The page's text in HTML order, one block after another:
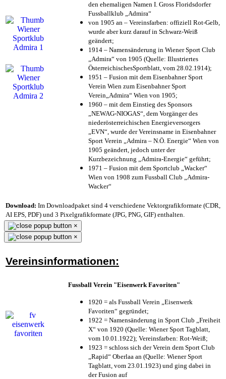
den ehemaligen Namen I. Gross Floridsdorfer
Fussballklub „Admira“
von 1905 an – Vereinsfarben: offiziell Rot-Gelb,
wurde aber kurz darauf in Schwarz-Weiß
geändert;
1914 – Namensänderung in Wiener Sport Club
„Admira“ von 1905 (Quelle: Illustriertes
ÖsterreichischesSportblatt, vom 28.02.1914);
1951 – Fusion mit dem Eisenbahner Sport
Verein Wien zum Eisenbahner Sport
Verein„Admira“ Wien von 1905;
1960 – mit dem Einstieg des Sponsors
„NEWAG-NIOGAS“, dem Vorgänger des
niederösterreichischen Energieversorgers
„EVN“, wurde der Vereinsname in Eisenbahner
Sport Verein „Admira – N.Ö. Energie“ Wien von
1905 geändert, jedoch unter der
Kurzbezeichnung „Admira-Energie“ geführt;
1971 – Fusion mit dem Sportclub „Wacker“
Wien von 1908 zum Fussball Club „Admira-
Wacker“
Download: Im Downloadpaket sind 4 verschiedene Vektorgrafikformate (CDR,
AI EPS, PDF) und 3 Pixelgrafikformate (JPG, PNG, GIF) enthalten.
×
×
Vereinsinformationen:
Fussball Verein "Eisenwerk Favoriten"
1920 = als Fussball Verein „Eisenwerk
Favoriten“ gegründet;
1922 = Namensänderung in Sport Club „Freiheit
X“ von 1920 (Quelle: Wiener Sport Tagblatt,
vom 10.01.1922); Vereinsfarben: Rot-Weiß;
1923 = schloss sich der Verein dem Sport Club
„Rapid“ Oberlaa an (Quelle: Wiener Sport
Tagblatt, vom 23.01.1923) und ging dabei in
der Fusion auf